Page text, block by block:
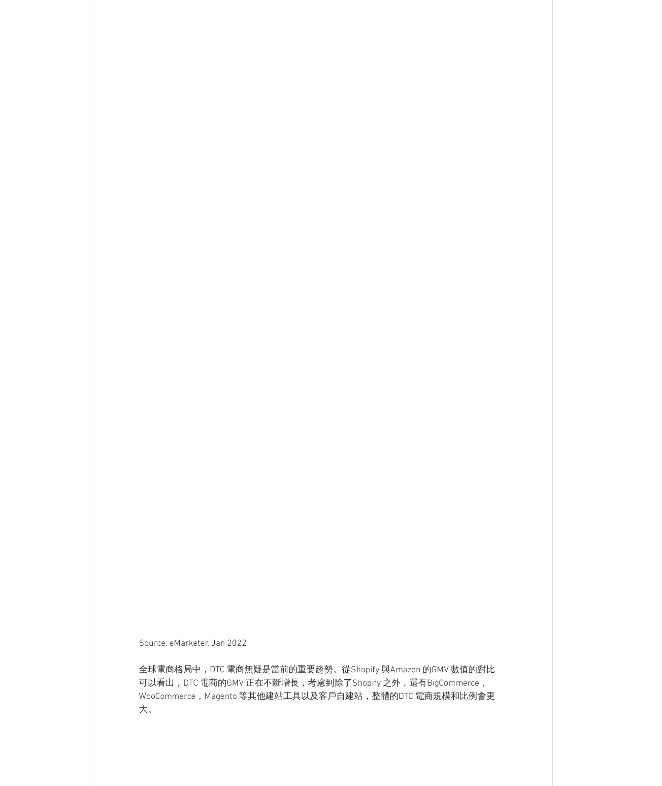
Source: eMarketer, Jan 2022
全球電商格局中，DTC 電商無疑是當前的重要趨勢。從Shopify 與Amazon 的GMV 數值的對比
可以看出，DTC 電商的GMV 正在不斷增長，考慮到除了Shopify 之外，還有BigCommerce，
WooCommerce，Magento 等其他建站工具以及客戶自建站，整體的DTC 電商規模和比例會更
大。